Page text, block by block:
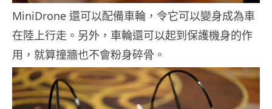
MiniDrone 還可以配備車輪，令它可以變身成為車
在陸上行走。另外，車輪還可以起到保護機身的作
用，就算撞牆也不會粉身碎骨。